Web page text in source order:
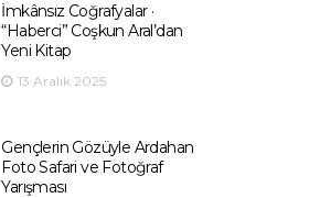
İmkânsız Coğrafyalar ·
“Haberci” Coşkun Aral’dan
Yeni Kitap
13 Aralık 2025
Gençlerin Gözüyle Ardahan
Foto Safari ve Fotoğraf
Yarışması